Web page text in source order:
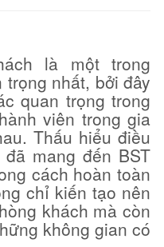
là một trong
nhất, bởi đây
quan trọng trong
viên trong gia
Thấu hiểu điều
đã mang đến BST
cách hoàn toàn
chỉ kiến tạo nên
khách mà còn
không gian có